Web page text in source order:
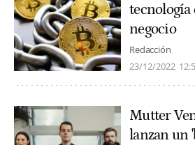
tecnología
negocio
Redacción
23/12/2022
Mutter
lanzan un